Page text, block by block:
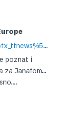
http://jamestown.org/124/?no_cache=1&tx_ttnews%5Btt_news%5D=35857&tx_ttnews%5BbackPid%5D=228&cHash=86f84c12e5
poznat i
za Janafom…